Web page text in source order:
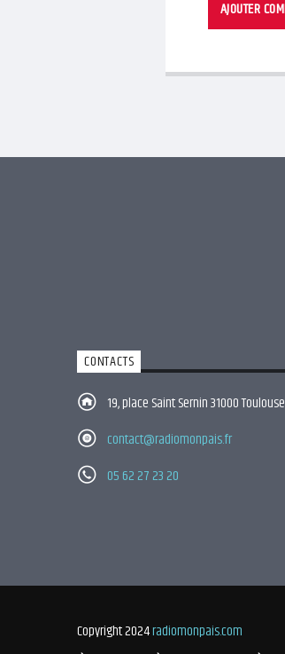
CONTACTS
19, place Saint Sernin 31000 Toulouse
contact@radiomonpais.fr
05 62 27 23 20
Copyright 2024radiomonpais.com